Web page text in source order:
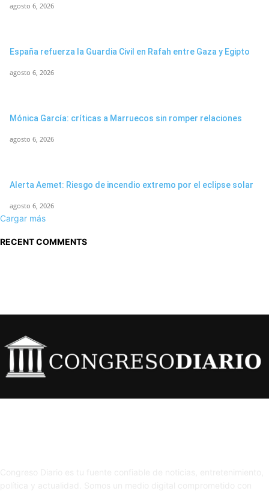
agosto 6, 2026
España refuerza la Guardia Civil en Rafah entre Gaza y Egipto
agosto 6, 2026
Mónica García: críticas a Marruecos sin romper relaciones
agosto 6, 2026
Alerta Aemet: Riesgo de incendio extremo por el eclipse solar
agosto 6, 2026
Cargar más
RECENT COMMENTS